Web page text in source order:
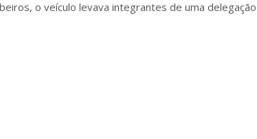
o veículo levava integrantes de uma